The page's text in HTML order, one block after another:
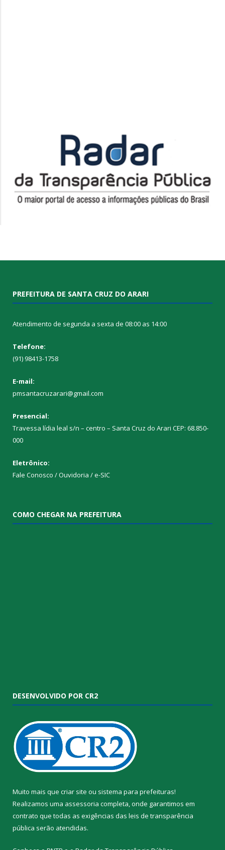
PREFEITURA DE SANTA CRUZ DO ARARI
Atendimento de segunda a sexta de 08:00 as 14:00
Telefone:
(91) 98413-1758
E-mail:
pmsantacruzarari@gmail.com
Presencial:
Travessa lídia leal s/n – centro – Santa Cruz do Arari CEP: 68.850-
000
Eletrônico:
Fale Conosco / Ouvidoria / e-SIC
COMO CHEGAR NA PREFEITURA
DESENVOLVIDO POR CR2
Muito mais que criar site ou sistema para prefeituras!
Realizamos uma assessoria completa, onde garantimos em
contrato que todas as exigências das leis de transparência
pública serão atendidas.